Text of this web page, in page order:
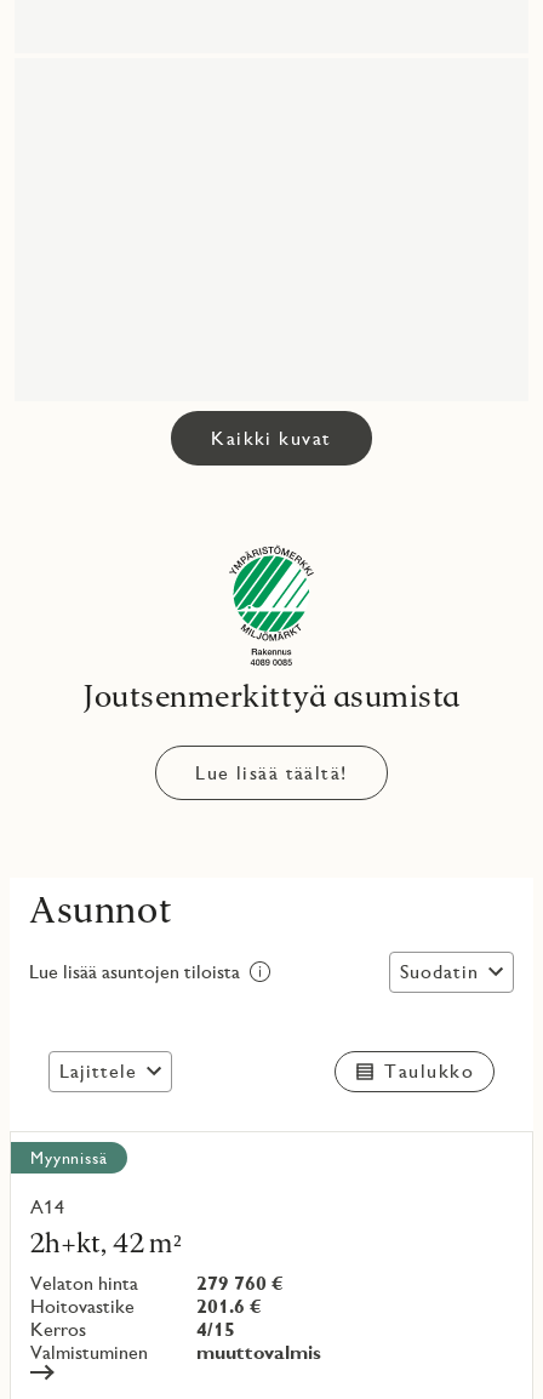
Kaikki kuvat
Joutsenmerkittyä asumista
Lue lisää täältä!
Asunnot
Lue lisää asuntojen tiloista Suodatin
Lajittele Taulukko
Näytä
kaikki
kohteet
Myynnissä
A14
2h+kt, 42 m²
Velaton hinta
279 760 €
Hoitovastike
201.6 €
Kerros
4/15
Valmistuminen
muuttovalmis
Lue
lisää
kohteesta